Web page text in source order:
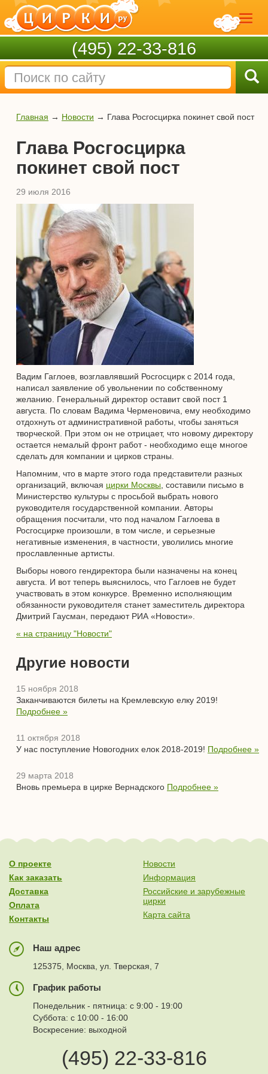
(495) 22-33-816
Главная → Новости → Глава Росгосцирка покинет свой пост
Глава Росгосцирка
покинет свой пост
29 июля 2016
Вадим Гаглоев, возглавлявший Росгосцирк с 2014 года,
написал заявление об увольнении по собственному
желанию. Генеральный директор оставит свой пост 1
августа. По словам Вадима Черменовича, ему необходимо
отдохнуть от административной работы, чтобы заняться
творческой. При этом он не отрицает, что новому директору
остается немалый фронт работ - необходимо еще многое
сделать для компании и цирков страны.
Напомним, что в марте этого года представители разных
организаций, включая цирки Москвы , составили письмо в
Министерство культуры с просьбой выбрать нового
руководителя государственной компании. Авторы
обращения посчитали, что под началом Гаглоева в
Росгосцирке произошли, в том числе, и серьезные
негативные изменения, в частности, уволились многие
прославленные артисты.
Выборы нового гендиректора были назначены на конец
августа. И вот теперь выяснилось, что Гаглоев не будет
участвовать в этом конкурсе. Временно исполняющим
обязанности руководителя станет заместитель директора
Дмитрий Гаусман, передают РИА «Новости».
« на страницу "Новости"
Другие новости
15 ноября 2018
Заканчиваются билеты на Кремлевскую елку 2019!
Подробнее »
11 октября 2018
У нас поступление Новогодних елок 2018-2019! Подробнее »
29 марта 2018
Вновь премьера в цирке Вернадского Подробнее »
О проекте
Как заказать
Доставка
Оплата
Контакты
Новости
Информация
Российские и зарубежные
цирки
Карта сайта
Наш адрес
125375, Москва, ул. Тверская, 7
График работы
Понедельник - пятница: с 9:00 - 19:00
Суббота: с 10:00 - 16:00
Воскресение: выходной
(495) 22-33-816